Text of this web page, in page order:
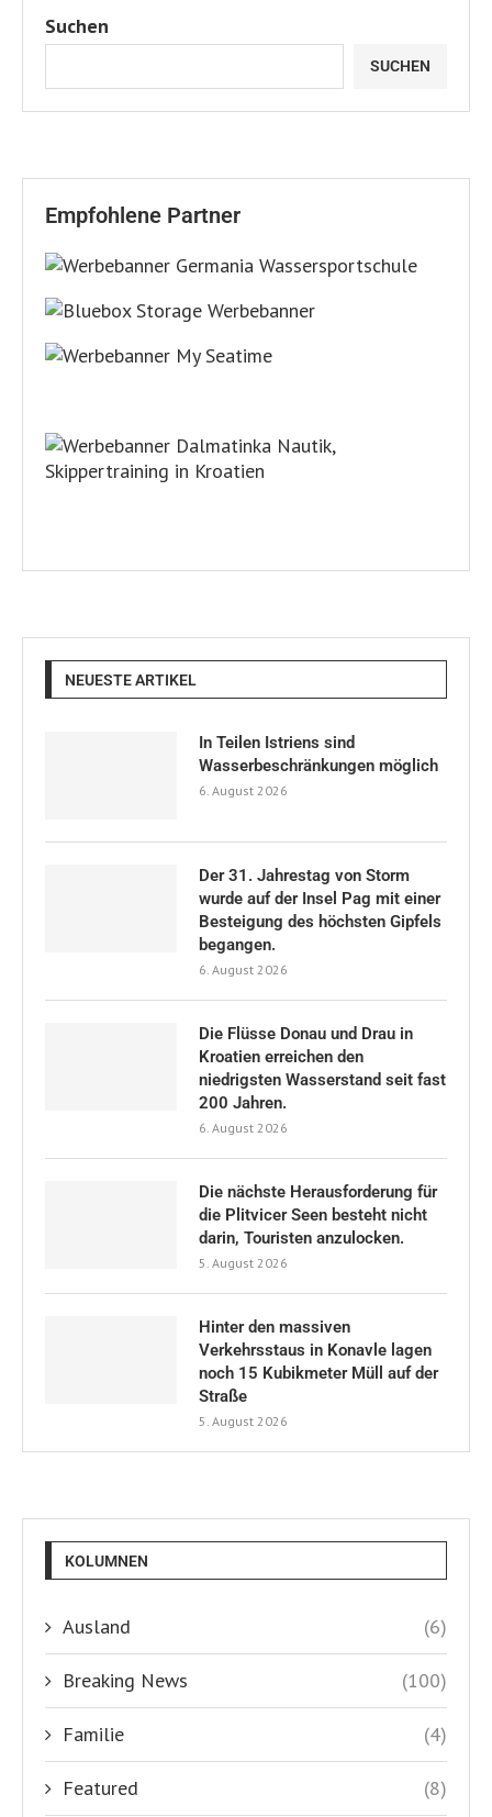
Suchen
SUCHEN
Empfohlene Partner
NEUESTE ARTIKEL
In Teilen Istriens sind
Wasserbeschränkungen möglich
6. August 2026
Der 31. Jahrestag von Storm
wurde auf der Insel Pag mit einer
Besteigung des höchsten Gipfels
begangen.
6. August 2026
Die Flüsse Donau und Drau in
Kroatien erreichen den
niedrigsten Wasserstand seit fast
200 Jahren.
6. August 2026
Die nächste Herausforderung für
die Plitvicer Seen besteht nicht
darin, Touristen anzulocken.
5. August 2026
Hinter den massiven
Verkehrsstaus in Konavle lagen
noch 15 Kubikmeter Müll auf der
Straße
5. August 2026
KOLUMNEN
Ausland (6)
Breaking News (100)
Familie (4)
Featured (8)